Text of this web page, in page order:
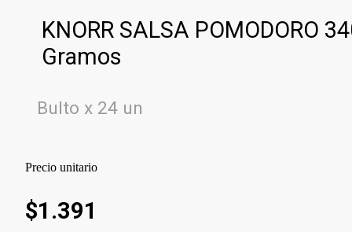
KNORR SALSA POMODORO
Gramos
Bulto x 24 un
Precio unitario
$1.391